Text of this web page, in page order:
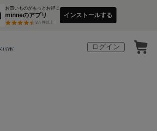
お買いものがもっとお得に
minneのアプリ
3万件以上
インストールする
ログイン